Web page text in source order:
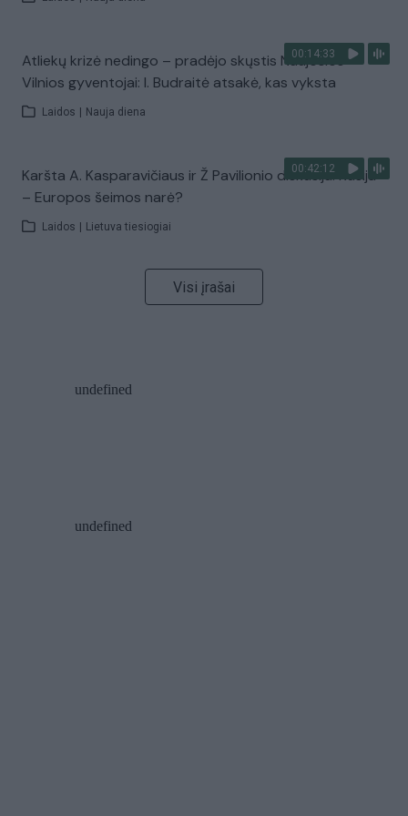
00:14:33
Atliekų krizė nedingo – pradėjo skųstis Naujosios
Vilnios gyventojai: I. Budraitė atsakė, kas vyksta
Laidos Nauja diena
00:42:12
Karšta A. Kasparavičiaus ir Ž Pavilionio diskusija: Rusija
– Europos šeimos narė?
Laidos Lietuva tiesiogiai
Visi įrašai